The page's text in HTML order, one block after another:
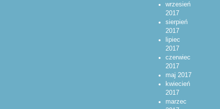
wrzesień
2017
sierpień
2017
lipiec
2017
czerwiec
2017
maj 2017
kwiecień
2017
marzec